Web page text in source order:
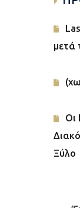
μετά
Οι
Ξύλο